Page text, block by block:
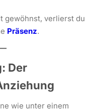
gewöhnst, verlierst du
Präsenz.
Der
wie unter einem